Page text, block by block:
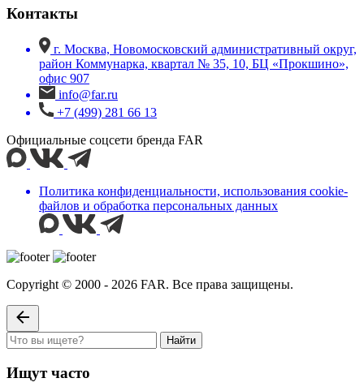
Контакты
г. Москва, Новомосковский административный округ,
район Коммунарка, квартал № 35, 10, БЦ «Прокшино»,
офис 907
info@far.ru
+7 (499) 281 66 13
Официальные соцсети бренда FAR
Политика конфиденциальности, использования сookie-
файлов и обработка персональных данных
Copyright © 2000 - 2026 FAR. Все права защищены.
Найти
Ищут часто